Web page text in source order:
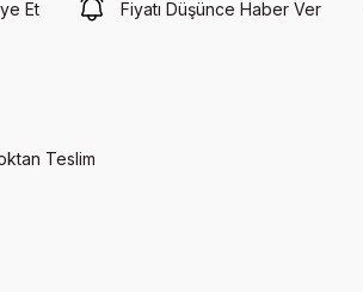
Et Fiyatı Düşünce Haber Ver
Teslim